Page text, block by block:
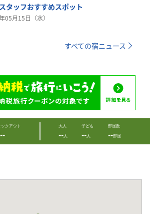
タッフおすすめスポット
05月15日（水）
すべての宿ニュース
ックアウト 大人
--人
子ども
--人
部屋数
--部屋